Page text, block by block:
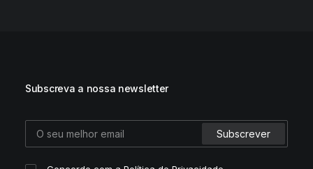
Subscreva a nossa newsletter